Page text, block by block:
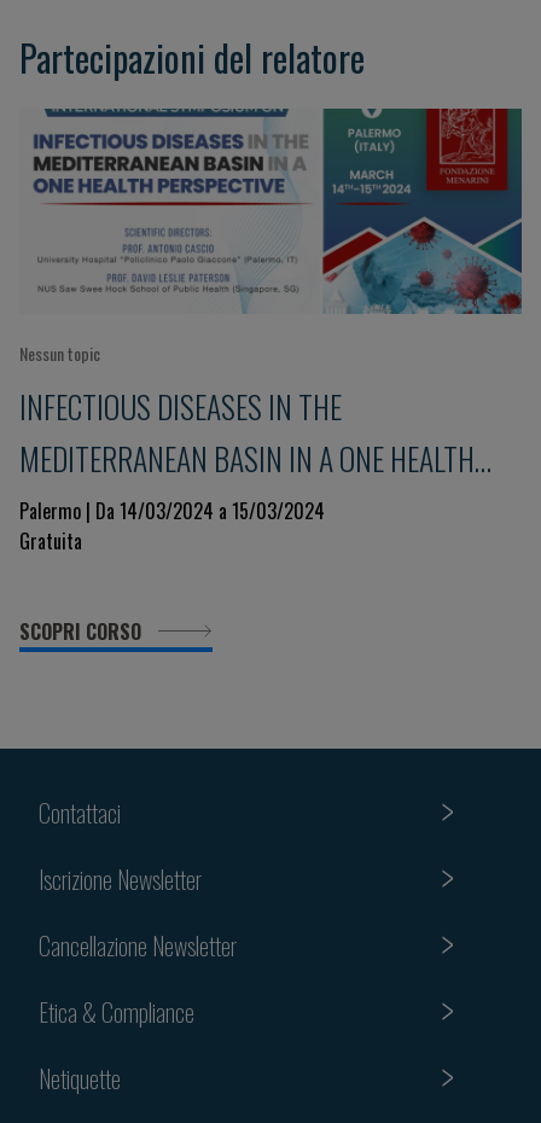
Partecipazioni del relatore
Nessun topic
INFECTIOUS DISEASES IN THE
MEDITERRANEAN BASIN IN A ONE HEALTH
PERSPECTIVE
Palermo | Da 14/03/2024 a 15/03/2024
Gratuita
SCOPRI CORSO
Contattaci
Iscrizione Newsletter
Cancellazione Newsletter
Etica & Compliance
Netiquette